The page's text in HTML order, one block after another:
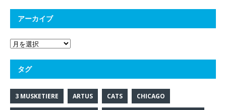
アーカイブ
タグ
3 MUSKETIERE ARTUS CATS CHICAGO